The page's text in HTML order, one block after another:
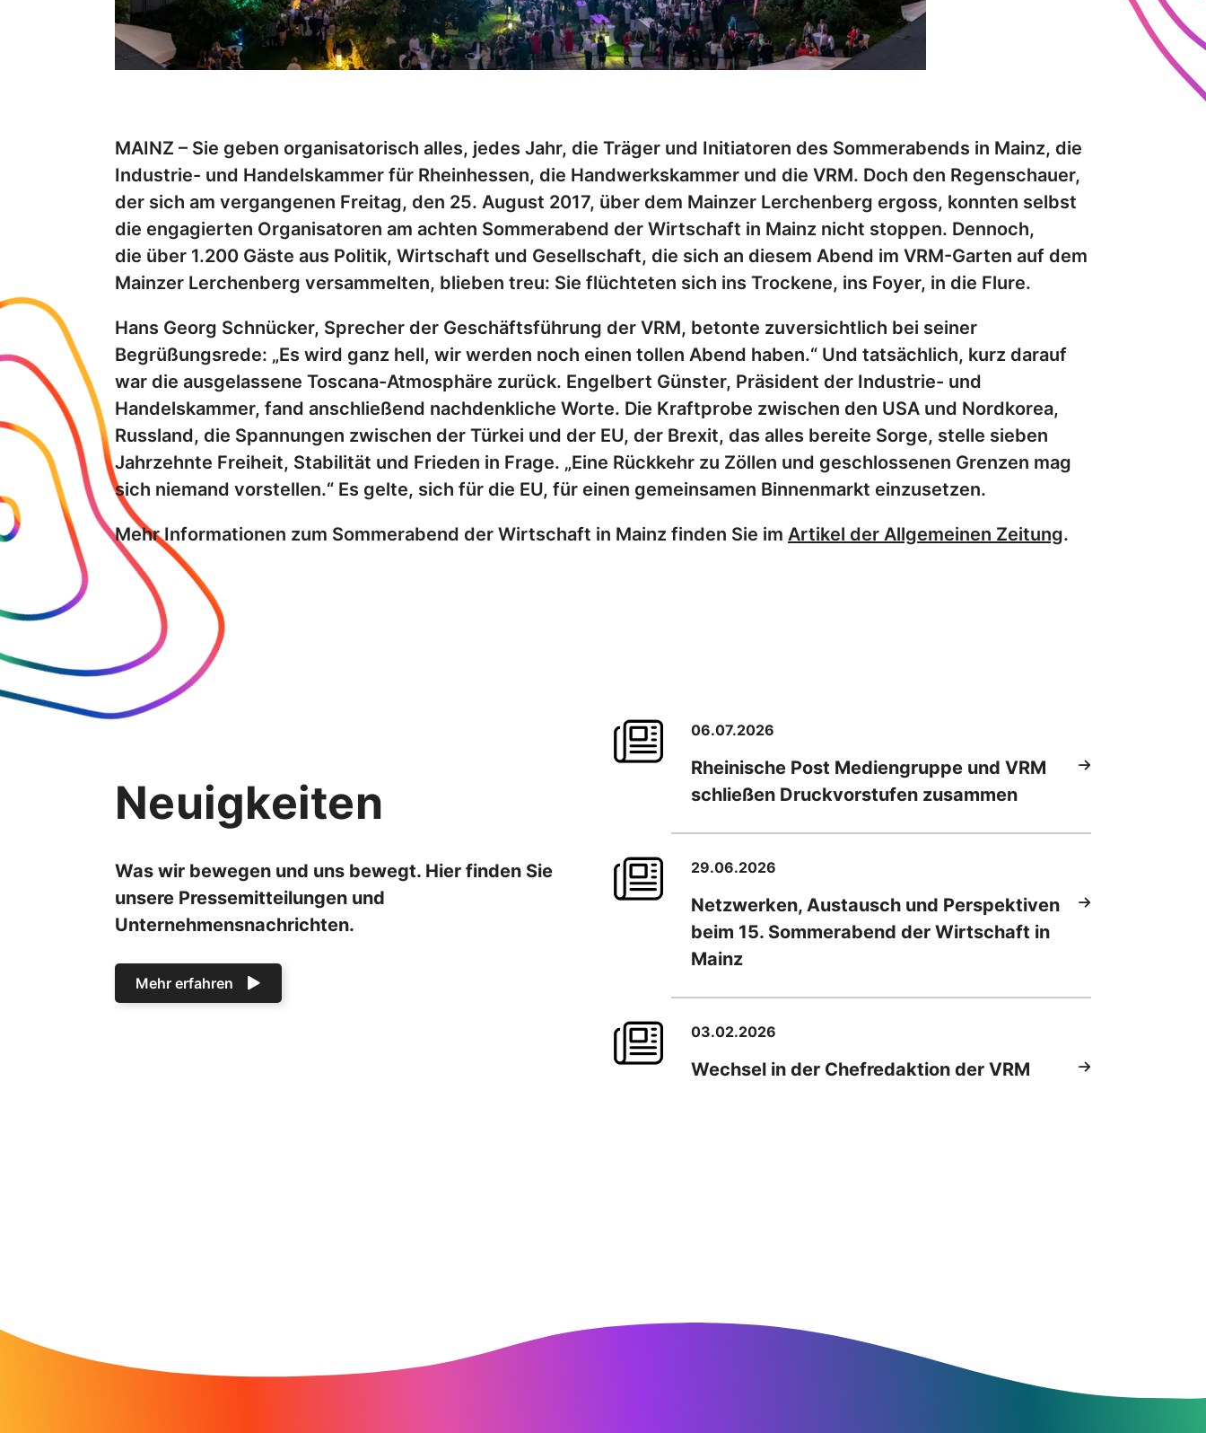
MAINZ – Sie geben organisatorisch alles, jedes Jahr, die Träger und Initiatoren des Sommerabends in Mainz, die
Industrie- und Handelskammer für Rheinhessen, die Handwerkskammer und die VRM. Doch den Regenschauer,
der sich am vergangenen Freitag, den 25. August 2017, über dem Mainzer Lerchenberg ergoss, konnten selbst
die engagierten Organisatoren am achten Sommerabend der Wirtschaft in Mainz nicht stoppen. Dennoch,
die über 1.200 Gäste aus Politik, Wirtschaft und Gesellschaft, die sich an diesem Abend im VRM-Garten auf dem
Mainzer Lerchenberg versammelten, blieben treu: Sie flüchteten sich ins Trockene, ins Foyer, in die Flure.
Hans Georg Schnücker, Sprecher der Geschäftsführung der VRM, betonte zuversichtlich bei seiner
Begrüßungsrede: „Es wird ganz hell, wir werden noch einen tollen Abend haben.“ Und tatsächlich, kurz darauf
war die ausgelassene Toscana-Atmosphäre zurück. Engelbert Günster, Präsident der Industrie- und
Handelskammer, fand anschließend nachdenkliche Worte. Die Kraftprobe zwischen den USA und Nordkorea,
Russland, die Spannungen zwischen der Türkei und der EU, der Brexit, das alles bereite Sorge, stelle sieben
Jahrzehnte Freiheit, Stabilität und Frieden in Frage. „Eine Rückkehr zu Zöllen und geschlossenen Grenzen mag
sich niemand vorstellen.“ Es gelte, sich für die EU, für einen gemeinsamen Binnenmarkt einzusetzen.
Mehr Informationen zum Sommerabend der Wirtschaft in Mainz finden Sie im Artikel der Allgemeinen Zeitung.
Neuigkeiten
Was wir bewegen und uns bewegt. Hier finden Sie
unsere Pressemitteilungen und
Unternehmensnachrichten.
Mehr erfahren
06.07.2026
Rheinische Post Mediengruppe und VRM
schließen Druckvorstufen zusammen
29.06.2026
Netzwerken, Austausch und Perspektiven
beim 15. Sommerabend der Wirtschaft in
Mainz
03.02.2026
Wechsel in der Chefredaktion der VRM